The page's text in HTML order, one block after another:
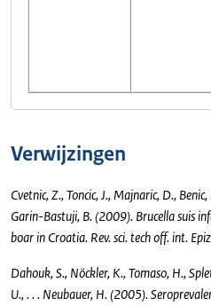
Verwijzingen
Cvetnic, Z., Toncic, J., Majnaric, D.,
Garin-Bastuji, B. (2009). Brucella suis
boar in Croatia. Rev. sci. tech off. int.
Dahouk, S., Nöckler, K., Tomaso, H.,
U., . . . Neubauer, H. (2005).